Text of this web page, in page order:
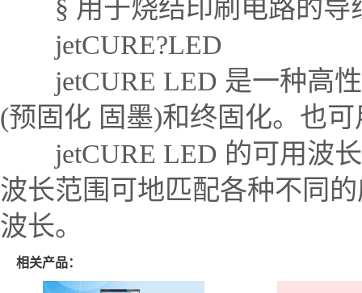
§ 用于烧结印刷电路的导
jetCURE?LED
jetCURE LED 是一种高性
(预固化 固墨)和终固化。也
jetCURE LED 的可用波长
波长范围可地匹配各种不同
波长。
相关产品：